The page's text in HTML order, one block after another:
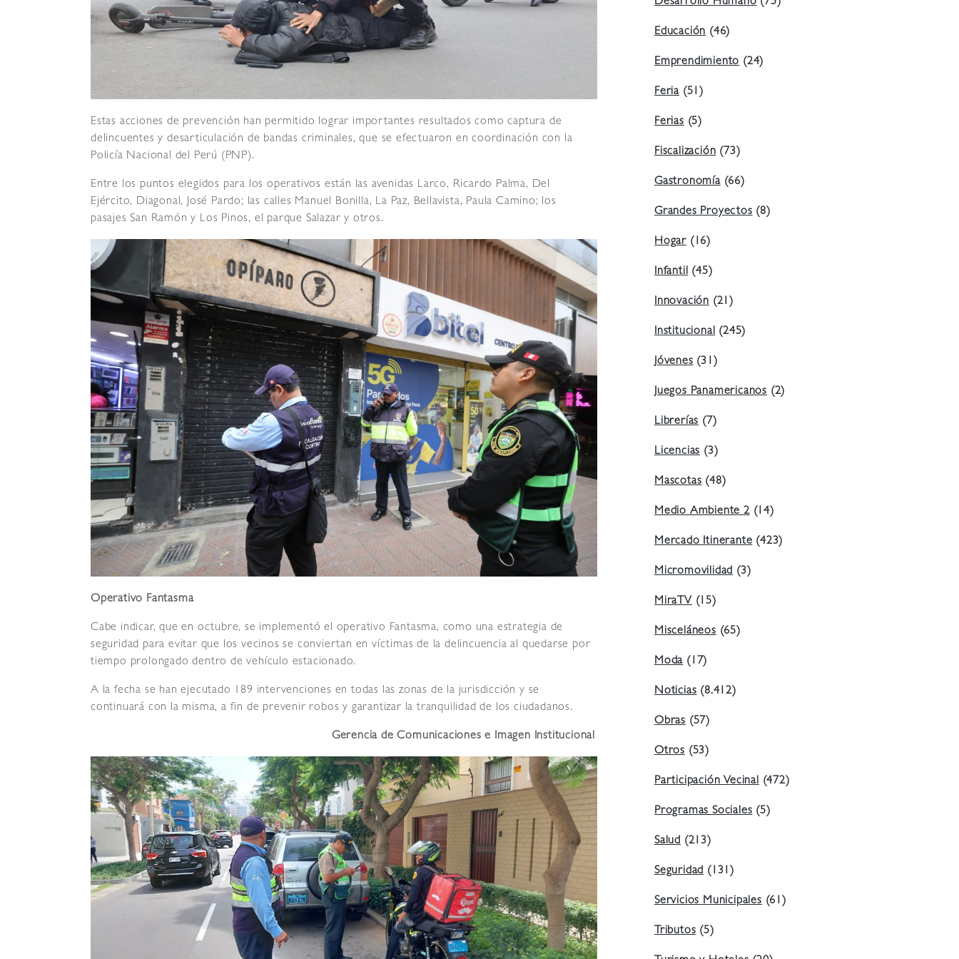
Estas acciones de prevención han permitido lograr importantes resultados como captura de
delincuentes y desarticulación de bandas criminales, que se efectuaron en coordinación con la
Policía Nacional del Perú (PNP).
Entre los puntos elegidos para los operativos están las avenidas Larco, Ricardo Palma, Del
Ejército, Diagonal, José Pardo; las calles Manuel Bonilla, La Paz, Bellavista, Paula Camino; los
pasajes San Ramón y Los Pinos, el parque Salazar y otros.
Operativo Fantasma
Cabe indicar, que en octubre, se implementó el operativo Fantasma, como una estrategia de
seguridad para evitar que los vecinos se conviertan en víctimas de la delincuencia al quedarse por
tiempo prolongado dentro de vehículo estacionado.
A la fecha se han ejecutado 189 intervenciones en todas las zonas de la jurisdicción y se
continuará con la misma, a fin de prevenir robos y garantizar la tranquilidad de los ciudadanos.
Gerencia de Comunicaciones e Imagen Institucional
Desarrollo Humano(75)
Educación(46)
Emprendimiento(24)
Feria (51)
Ferias(5)
Fiscalización(73)
Gastronomía(66)
Grandes Proyectos(8)
Hogar (16)
Infantil(45)
Innovación (21)
Institucional(245)
Jóvenes(31)
Juegos Panamericanos (2)
Librerías(7)
Licencias(3)
Mascotas(48)
Medio Ambiente 2(14)
Mercado Itinerante(423)
Micromovilidad(3)
MiraTV(15)
Misceláneos(65)
Moda(17)
Noticias(8.412)
Obras (57)
Otros (53)
Participación Vecinal(472)
Programas Sociales(5)
Salud (213)
Seguridad(131)
Servicios Municipales(61)
Tributos(5)